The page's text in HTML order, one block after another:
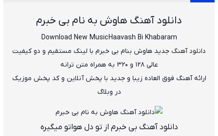
دانلود آهنگ هاوش به نام بی خبرم
Download New MusicHaavash Bi Khabaram
دانلود آهنگ جدید هاوش بنام بی خبرم با لینک مستقیم و دو کیفیت
عالی ۱۲۸ و ۳۲۰ به همراه متن ترانه
ارائه آهنگ فوق العاده زیبا و جدید با پخش آنلاین و کد پخش موزیک
در وبلاگ
دانلود آهنگ بی خبرم از تو دل هواتو میگیره